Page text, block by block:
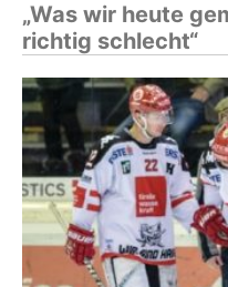
„Was wir heute
richtig schlecht“